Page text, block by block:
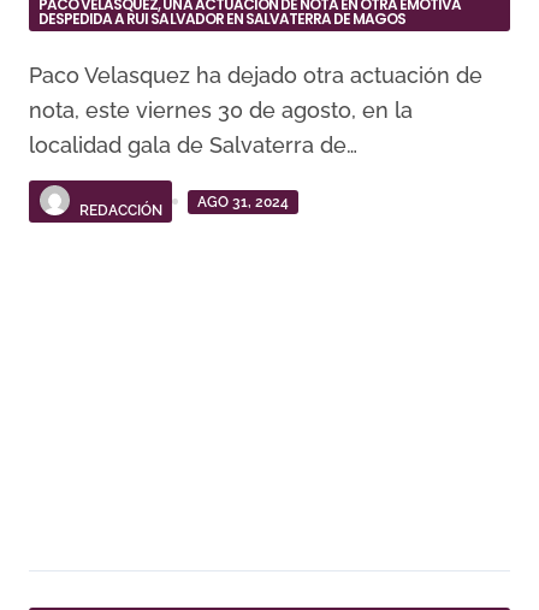
PACO VELASQUEZ, UNA ACTUACIÓN DE NOTA EN OTRA EMOTIVA
DESPEDIDA A RUI SALVADOR EN SALVATERRA DE MAGOS
Paco Velasquez ha dejado otra actuación de
nota, este viernes 30 de agosto, en la
localidad gala de Salvaterra de…
REDACCIÓN
AGO 31, 2024